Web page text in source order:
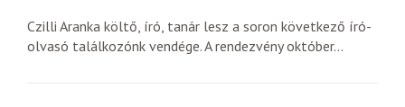
Czilli Aranka költő, író, tanár lesz a soron következő író-
olvasó találkozónk vendége. A rendezvény október...